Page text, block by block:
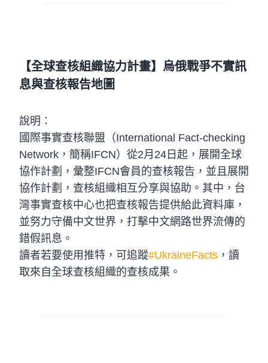
【全球查核組織協力計畫】烏俄戰爭不實訊
息與查核報告地圖
說明：
國際事實查核聯盟（International Fact-checking
Network，簡稱IFCN）從2月24日起，展開全球
協作計劃，彙整IFCN會員的查核報告，並且展開
協作計劃，查核組織相互分享與協助。其中，台
灣事實查核中心也把查核報告提供給此資料庫，
並努力守備中文世界，打擊中文網路世界流傳的
錯假訊息。
讀者若要使用推特，可追蹤#UkraineFacts ，讀
取來自全球查核組織的查核成果。